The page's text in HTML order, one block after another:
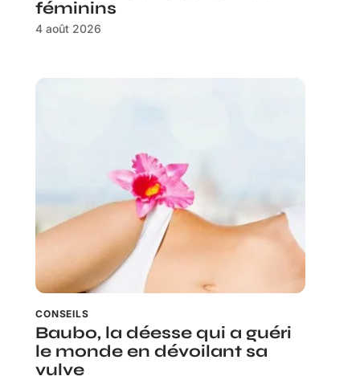
féminins
4 août 2026
CONSEILS
Baubo, la déesse qui a guéri
le monde en dévoilant sa
vulve